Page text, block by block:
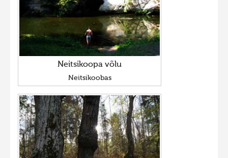
Neitsikoopa võlu
Neitsikoobas